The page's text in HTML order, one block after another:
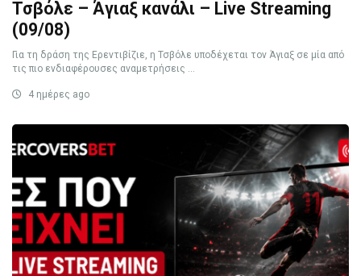
Τσβόλε – Άγιαξ κανάλι – Live Streaming
(09/08)
Για τη δράση της Ερεντιβίζιε, η Τσβόλε υποδέχεται τον Άγιαξ σε μία από
τις πιο ενδιαφέρουσες αναμετρήσεις ...
4 ημέρες ago